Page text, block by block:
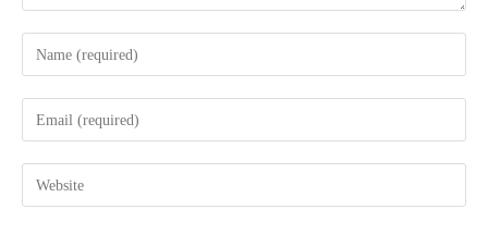
Enter
your
name
comment
Enter
your
email
address
Enter
your